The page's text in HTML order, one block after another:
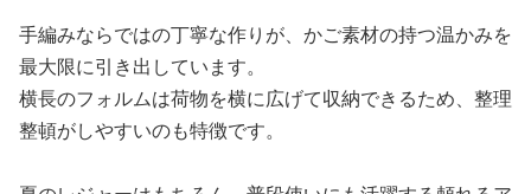
手編みならではの丁寧な作りが、かご素材の持つ温かみを
最大限に引き出しています。
横長のフォルムは荷物を横に広げて収納できるため、整理
整頓がしやすいのも特徴です。